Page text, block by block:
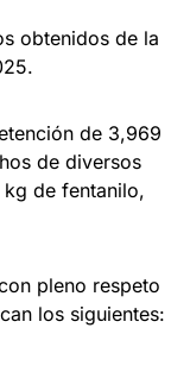
obtenidos de la
de 3,969
de diversos
de fentanilo,
pleno respeto
los siguientes: